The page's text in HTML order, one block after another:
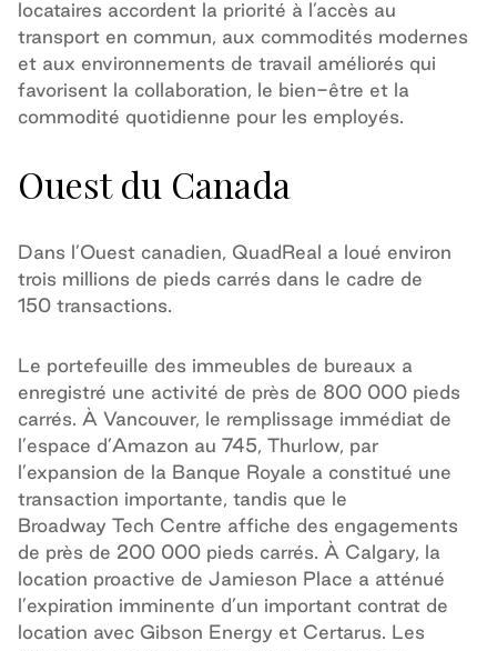
locataires accordent la priorité à l’accès au
transport en commun, aux commodités modernes
et aux environnements de travail améliorés qui
favorisent la collaboration, le bien-être et la
commodité quotidienne pour les employés.
Ouest du Canada
Dans l’Ouest canadien, QuadReal a loué environ
trois millions de pieds carrés dans le cadre de
150 transactions.
Le portefeuille des immeubles de bureaux a
enregistré une activité de près de 800 000 pieds
carrés. À Vancouver, le remplissage immédiat de
l’espace d’Amazon au 745, Thurlow, par
l’expansion de la Banque Royale a constitué une
transaction importante, tandis que le
Broadway Tech Centre affiche des engagements
de près de 200 000 pieds carrés. À Calgary, la
location proactive de Jamieson Place a atténué
l’expiration imminente d’un important contrat de
location avec Gibson Energy et Certarus. Les